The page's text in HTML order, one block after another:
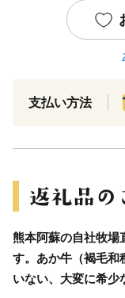
支払い方法
熊本阿蘇の自社牧場
す。あか牛（褐毛和
いない、大変に希少